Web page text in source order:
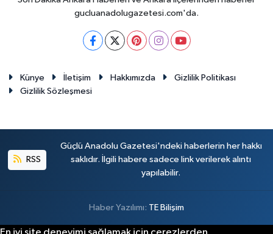
gucluanadolugazetesi.com'da.
Künye İletişim Hakkımızda
Gizlilik Politikası
Gizlilik Sözleşmesi
RSS
Güçlü Anadolu Gazetesi'ndeki haberlerin her hakkı
saklıdır. İlgili habere sadece link verilerek alıntı
yapılabilir.
Haber Yazılımı: TE Bilişim